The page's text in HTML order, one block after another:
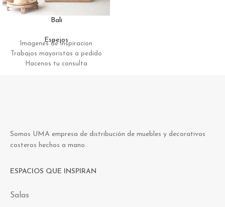
Bali
Espejos
Imagenes de inspiracion
Trabajos mayoristas a pedido
Hacenos tu consulta
Somos UMA empresa de distribución de muebles y decorativos
costeros hechos a mano.
ESPACIOS QUE INSPIRAN
Salas